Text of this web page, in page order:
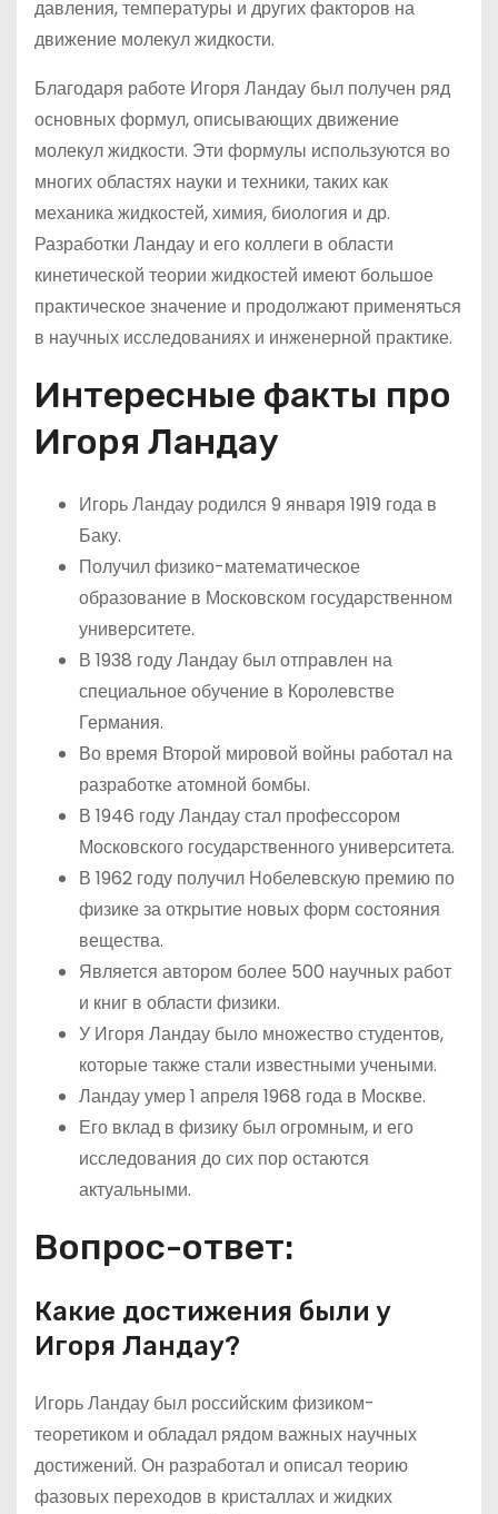
давления, температуры и других факторов на
движение молекул жидкости.
Благодаря работе Игоря Ландау был получен ряд
основных формул, описывающих движение
молекул жидкости. Эти формулы используются во
многих областях науки и техники, таких как
механика жидкостей, химия, биология и др.
Разработки Ландау и его коллеги в области
кинетической теории жидкостей имеют большое
практическое значение и продолжают применяться
в научных исследованиях и инженерной практике.
Интересные факты про
Игоря Ландау
Игорь Ландау родился 9 января 1919 года в
Баку.
Получил физико-математическое
образование в Московском государственном
университете.
В 1938 году Ландау был отправлен на
специальное обучение в Королевстве
Германия.
Во время Второй мировой войны работал на
разработке атомной бомбы.
В 1946 году Ландау стал профессором
Московского государственного университета.
В 1962 году получил Нобелевскую премию по
физике за открытие новых форм состояния
вещества.
Является автором более 500 научных работ
и книг в области физики.
У Игоря Ландау было множество студентов,
которые также стали известными учеными.
Ландау умер 1 апреля 1968 года в Москве.
Его вклад в физику был огромным, и его
исследования до сих пор остаются
актуальными.
Вопрос-ответ:
Какие достижения были у
Игоря Ландау?
Игорь Ландау был российским физиком-
теоретиком и обладал рядом важных научных
достижений. Он разработал и описал теорию
фазовых переходов в кристаллах и жидких